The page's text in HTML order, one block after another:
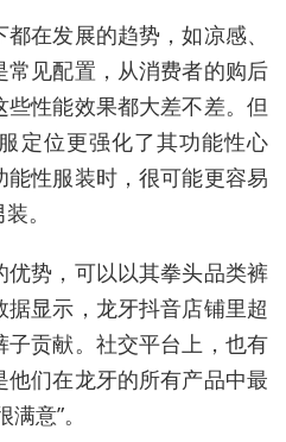
在发展的趋势，如凉感、
见配置，从消费者的购后
性能效果都大差不差。但
定位更强化了其功能性心
性服装时，很可能更容易
。
势，可以以其拳头品类裤
显示，龙牙抖音店铺里超
贡献。社交平台上，也有
们在龙牙的所有产品中最
意”。